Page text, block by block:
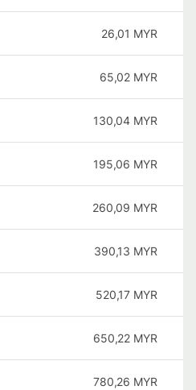
26,01 MYR
65,02 MYR
130,04 MYR
195,06 MYR
260,09 MYR
390,13 MYR
520,17 MYR
650,22 MYR
780,26 MYR